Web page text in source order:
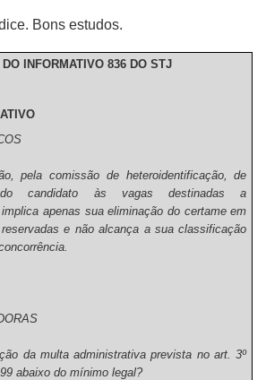
Bons estudos.
DO INFORMATIVO 836 DO STJ
pela comissão de heteroidentificação, de
do candidato às vagas destinadas a
apenas sua eliminação do certame em
e não alcança a sua classificação
da multa administrativa prevista no art. 3º
abaixo do mínimo legal?